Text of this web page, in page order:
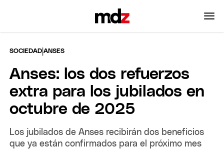
SOCIEDAD |ANSES
Anses: los dos refuerzos
extra para los jubilados en
octubre de 2025
Los jubilados de Anses recibirán dos beneficios
que ya están confirmados para el próximo mes